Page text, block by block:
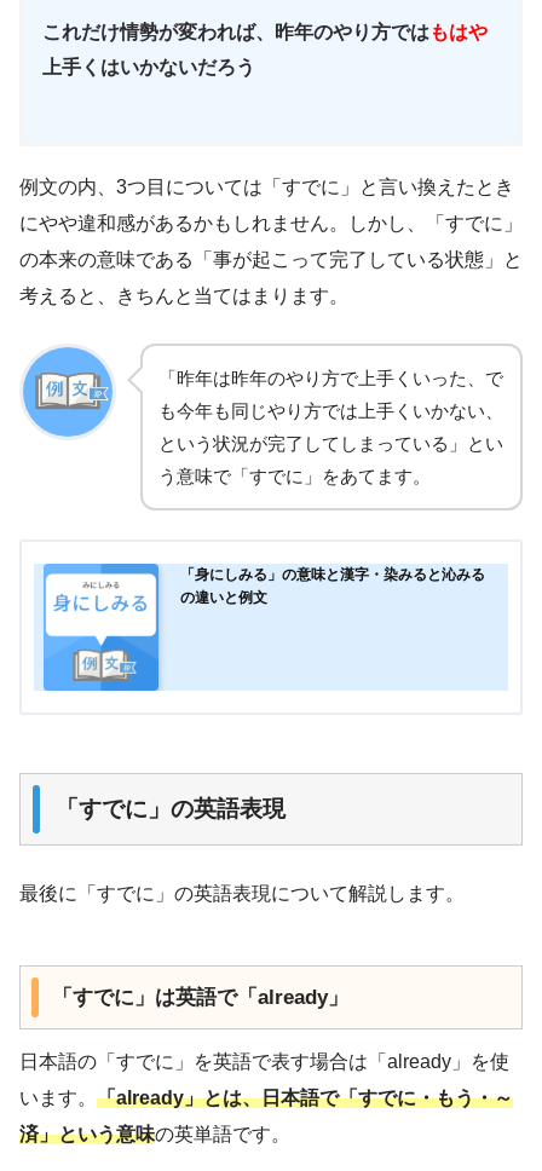
これだけ情勢が変われば、昨年のやり方では もはや
上手くはいかないだろう
例文の内、3つ目については「すでに」と言い換えたとき
にやや違和感があるかもしれません。しかし、「すでに」
の本来の意味である「事が起こって完了している状態」と
考えると、きちんと当てはまります。
「昨年は昨年のやり方で上手くいった、で
も今年も同じやり方では上手くいかない、
という状況が完了してしまっている」とい
う意味で「すでに」をあてます。
「身にしみる」の意味と漢字・染みると沁みる
の違いと例文
「すでに」の英語表現
最後に「すでに」の英語表現について解説します。
「すでに」は英語で「already」
日本語の「すでに」を英語で表す場合は「already」を使
います。 「already」とは、日本語で「すでに・もう・～
済」という意味の英単語です。